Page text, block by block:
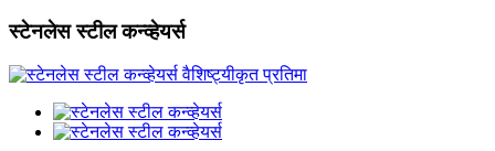
स्टेनलेस स्टील कन्व्हेयर्स